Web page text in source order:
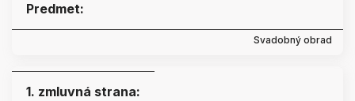
Predmet:
Svadobný obrad
1. zmluvná strana: